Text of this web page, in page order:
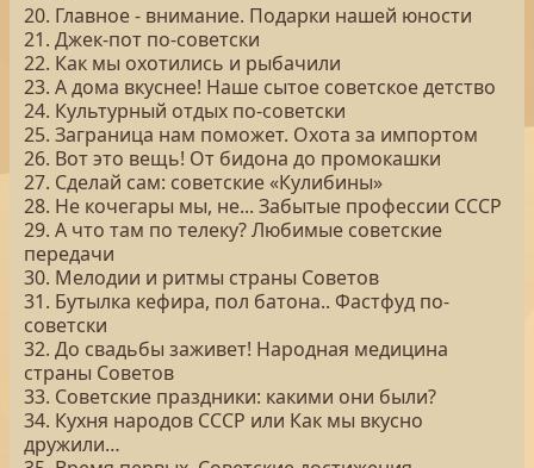
20. Главное - внимание. Подарки нашей юности
21. Джек-пот по-советски
22. Как мы охотились и рыбачили
23. А дома вкуснее! Наше сытое советское детство
24. Культурный отдых по-советски
25. Заграница нам поможет. Охота за импортом
26. Вот это вещь! От бидона до промокашки
27. Сделай сам: советские «Кулибины»
28. Не кочегары мы, не... Забытые профессии СССР
29. А что там по телеку? Любимые советские
передачи
30. Мелодии и ритмы страны Советов
31. Бутылка кефира, пол батона.. Фастфуд по-
советски
32. До свадьбы заживет! Народная медицина
страны Советов
33. Советские праздники: какими они были?
34. Кухня народов СССР или Как мы вкусно
дружили…